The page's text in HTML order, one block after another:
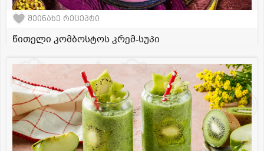
შეინახე რეცეპტი
წითელი კომბოსტოს კრემ-სუპი